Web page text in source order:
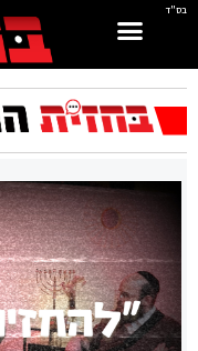
בס"ד